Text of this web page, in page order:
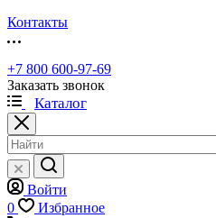
Контакты
+7 800 600-97-69
Заказать звонок
Каталог
Войти
0
Избранное